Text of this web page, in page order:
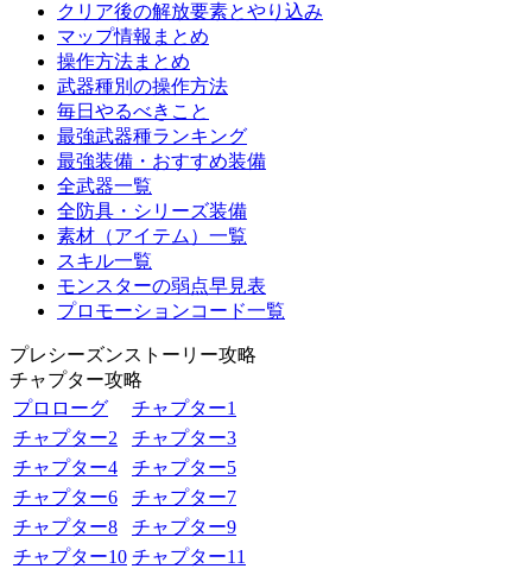
クリア後の解放要素とやり込み
マップ情報まとめ
操作方法まとめ
武器種別の操作方法
毎日やるべきこと
最強武器種ランキング
最強装備・おすすめ装備
全武器一覧
全防具・シリーズ装備
素材（アイテム）一覧
スキル一覧
モンスターの弱点早見表
プロモーションコード一覧
プレシーズンストーリー攻略
チャプター攻略
プロローグ
チャプター1
チャプター2
チャプター3
チャプター4
チャプター5
チャプター6
チャプター7
チャプター8
チャプター9
チャプター10 チャプター11